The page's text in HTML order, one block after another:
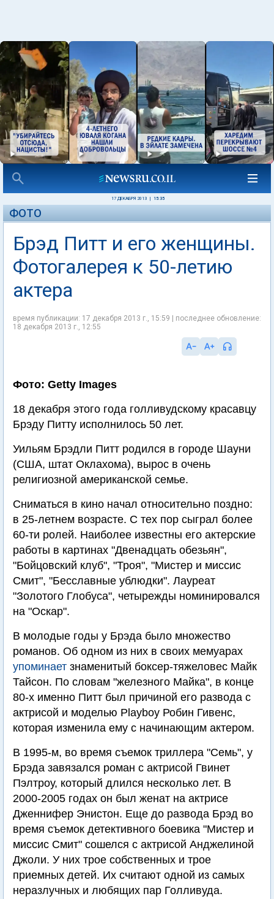
17 ДЕКАБРЯ 2013 15:35
ФОТО
Брэд Питт и его женщины.
Фотогалерея к 50-летию
актера
время публикации: 17 декабря 2013 г., 15:59 | последнее обновление:
18 декабря 2013 г., 12:55
Фото: Getty Images
18 декабря этого года голливудскому красавцу
Брэду Питту исполнилось 50 лет.
Уильям Брэдли Питт родился в городе Шауни
(США, штат Оклахома), вырос в очень
религиозной американской семье.
Сниматься в кино начал относительно поздно:
в 25-летнем возрасте. С тех пор сыграл более
60-ти ролей. Наиболее известны его актерские
работы в картинах "Двенадцать обезьян",
"Бойцовский клуб", "Троя", "Мистер и миссис
Смит", "Бесславные ублюдки". Лауреат
"Золотого Глобуса", четырежды номинировался
на "Оскар".
В молодые годы у Брэда было множество
романов. Об одном из них в своих мемуарах
упоминает знаменитый боксер-тяжеловес Майк
Тайсон. По словам "железного Майка", в конце
80-х именно Питт был причиной его развода с
актрисой и моделью Playboy Робин Гивенс,
которая изменила ему с начинающим актером.
В 1995-м, во время съемок триллера "Семь", у
Брэда завязался роман с актрисой Гвинет
Пэлтроу, который длился несколько лет. В
2000-2005 годах он был женат на актрисе
Дженнифер Энистон. Еще до развода Брэд во
время съемок детективного боевика "Мистер и
миссис Смит" сошелся с актрисой Анджелиной
Джоли. У них трое собственных и трое
приемных детей. Их считают одной из самых
неразлучных и любящих пар Голливуда.